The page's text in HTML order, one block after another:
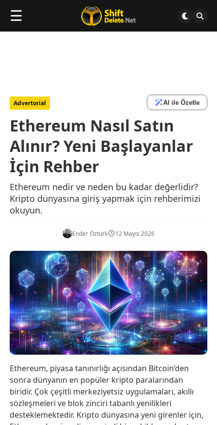
☰
Advertorial AI ile Özetle
Ethereum Nasıl Satın
Alınır? Yeni Başlayanlar
İçin Rehber
Ethereum nedir ve neden bu kadar değerlidir?
Kripto dünyasına giriş yapmak için rehberimizi
okuyun.
Ender Öztürk 12 Mayıs 2026
Ethereum, piyasa tanınırlığı açısından Bitcoin’den
sonra dünyanın en popüler kripto paralarından
biridir. Çok çeşitli merkeziyetsiz uygulamaları, akıllı
sözleşmeleri ve blok zinciri tabanlı yenilikleri
desteklemektedir. Kripto dünyasına yeni girenler için,